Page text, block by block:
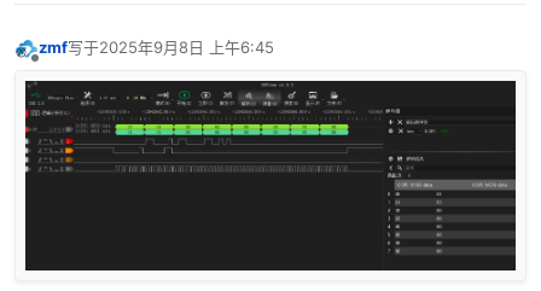
zmf写于2025年9月8日 上午6:45
最后由 编辑